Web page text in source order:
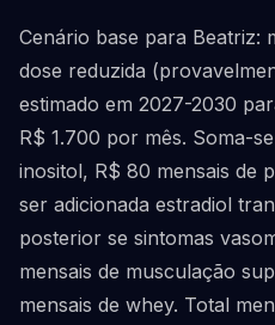
Cenário base para Beatriz:
dose reduzida
estimado em 2027-2030
R$ 1.700 por mês. Soma-
inositol, R$ 80 mensais de
ser adicionada estradiol
posterior se sintomas
mensais de musculação
mensais de whey. Total